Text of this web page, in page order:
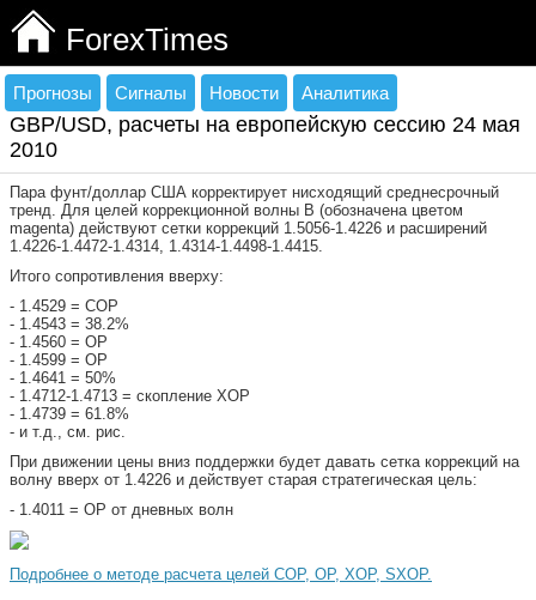
ForexTimes
Прогнозы Сигналы Новости Аналитика
GBP/USD, расчеты на европейскую сессию 24 мая
2010
Пара фунт/доллар США корректирует нисходящий среднесрочный
тренд. Для целей коррекционной волны В (обозначена цветом
magenta) действуют сетки коррекций 1.5056-1.4226 и расширений
1.4226-1.4472-1.4314, 1.4314-1.4498-1.4415.
Итого сопротивления вверху:
- 1.4529 = СОР
- 1.4543 = 38.2%
- 1.4560 = ОР
- 1.4599 = ОР
- 1.4641 = 50%
- 1.4712-1.4713 = скопление ХОР
- 1.4739 = 61.8%
- и т.д., см. рис.
При движении цены вниз поддержки будет давать сетка коррекций на
волну вверх от 1.4226 и действует старая стратегическая цель:
- 1.4011 = ОР от дневных волн
Подробнее о методе расчета целей COP, OP, XOP, SXOP.